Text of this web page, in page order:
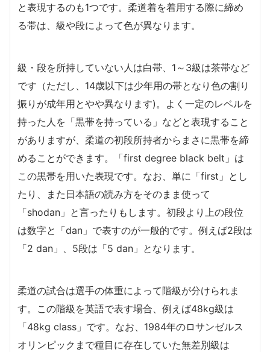
と表現するのも1つです。柔道着を着用する際に締め
る帯は、級や段によって色が異なります。
級・段を所持していない人は白帯、1～3級は茶帯など
です（ただし、14歳以下は少年用の帯となり色の割り
振りが成年用とやや異なります)。よく一定のレベルを
持った人を「黒帯を持っている」などと表現すること
がありますが、柔道の初段所持者からまさに黒帯を締
めることができます。「first degree black belt」は
この黒帯を用いた表現です。なお、単に「first」とし
たり、また日本語の読み方をそのまま使って
「shodan」と言ったりもします。初段より上の段位
は数字と「dan」で表すのが一般的です。例えば2段は
「2 dan」、5段は「5 dan」となります。
柔道の試合は選手の体重によって階級が分けられま
す。この階級を英語で表す場合、例えば48kg級は
「48kg class」です。なお、1984年のロサンゼルス
オリンピックまで種目に存在していた無差別級は